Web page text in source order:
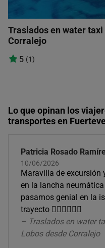
Traslados en water
Corralejo
5 (1)
Lo que opinan los
transportes en
Patricia Rosado
10/06/2026
Maravilla de excursión
en la lancha
pasamos genial en la
trayecto 👌🏽👌🏽👌🏽
– Traslados en water
Lobos desde Corralejo